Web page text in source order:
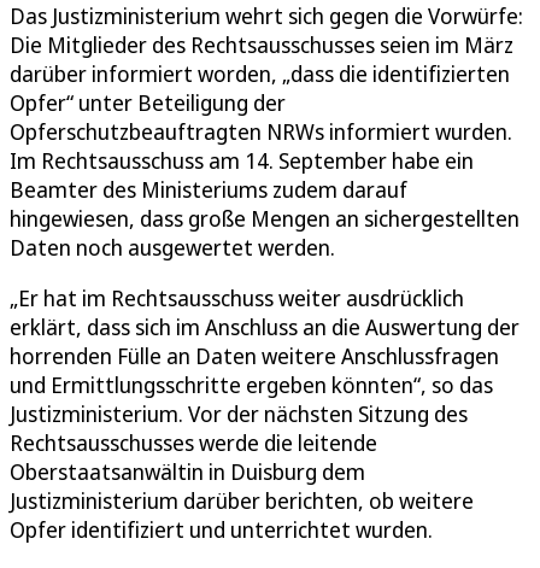
Das Justizministerium wehrt sich gegen die Vorwürfe:
Die Mitglieder des Rechtsausschusses seien im März
darüber informiert worden, „dass die identifizierten
Opfer“ unter Beteiligung der
Opferschutzbeauftragten NRWs informiert wurden.
Im Rechtsausschuss am 14. September habe ein
Beamter des Ministeriums zudem darauf
hingewiesen, dass große Mengen an sichergestellten
Daten noch ausgewertet werden.
„Er hat im Rechtsausschuss weiter ausdrücklich
erklärt, dass sich im Anschluss an die Auswertung der
horrenden Fülle an Daten weitere Anschlussfragen
und Ermittlungsschritte ergeben könnten“, so das
Justizministerium. Vor der nächsten Sitzung des
Rechtsausschusses werde die leitende
Oberstaatsanwältin in Duisburg dem
Justizministerium darüber berichten, ob weitere
Opfer identifiziert und unterrichtet wurden.